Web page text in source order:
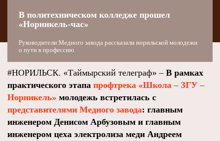
В политехническом колледже прошел
«Норникель-час»
Руководители Медного завода рассказали норильской молодежи
о пути в профессию.
#НОРИЛЬСК. «Таймырский телеграф» – В рамках
практического этапа профтрека «Школа – ЗГУ –
Норникель» молодежь встретилась с
представителями Медного завода: главным
инженером Денисом Арбузовым и главным
инженером цеха электролиза меди Андреем